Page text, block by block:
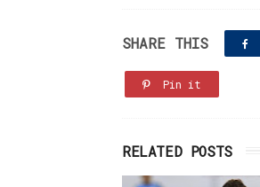
SHARE THIS
Pin it
RELATED POSTS